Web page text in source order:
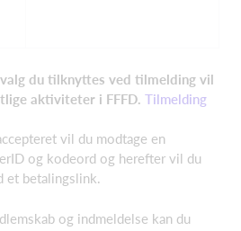
du tilknyttes ved tilmelding vil
aktiviteter i FFFD. Tilmelding
vil du modtage en
og kodeord og herefter vil du
et betalingslink.
og indmeldelse kan du